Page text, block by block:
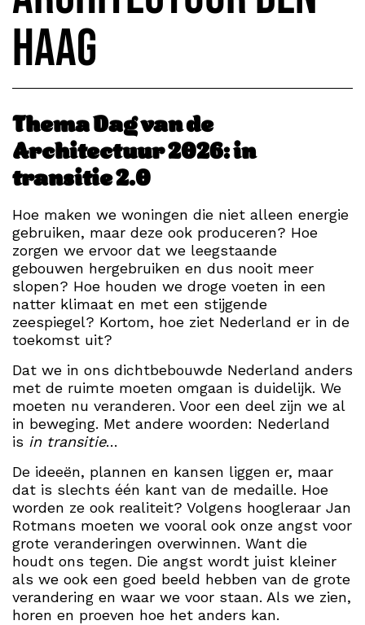
Haag
Thema Dag van de
Architectuur 2026: in
transitie 2.0
Hoe maken we woningen die niet alleen energie
gebruiken, maar deze ook produceren? Hoe
zorgen we ervoor dat we leegstaande
gebouwen hergebruiken en dus nooit meer
slopen? Hoe houden we droge voeten in een
natter klimaat en met een stijgende
zeespiegel? Kortom, hoe ziet Nederland er in de
toekomst uit?
Dat we in ons dichtbebouwde Nederland anders
met de ruimte moeten omgaan is duidelijk. We
moeten nu veranderen. Voor een deel zijn we al
in beweging. Met andere woorden: Nederland
is in transitie…
De ideeën, plannen en kansen liggen er, maar
dat is slechts één kant van de medaille. Hoe
worden ze ook realiteit? Volgens hoogleraar Jan
Rotmans moeten we vooral ook onze angst voor
grote veranderingen overwinnen. Want die
houdt ons tegen. Die angst wordt juist kleiner
als we ook een goed beeld hebben van de grote
verandering en waar we voor staan. Als we zien,
horen en proeven hoe het anders kan.